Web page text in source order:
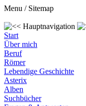
Menu / Sitemap
Hauptnavigation
Start
Über mich
Beruf
Römer
Lebendige Geschichte
Asterix
Alben
Suchbücher